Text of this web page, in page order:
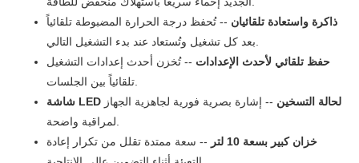
ذاكرة واستعادة تلقائيان -- تُحفظ درجة الحرارة المضبوطة تلقائياً
حفظ تلقائي لأحدث الإعدادات -- تُخزن أحدث إعدادات التشغيل
تلقائياً بين الجلسات.
شاشة LED لحالة التسخين -- إشارة بصرية فورية لجاهزية الجهاز
خزان كبير بسعة 10 لتر
-- سعة ممتدة تقلل من تكرار إعادة